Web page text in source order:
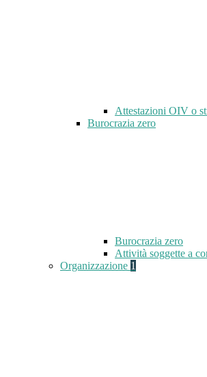
Attestazioni OIV o
Burocrazia zero
Burocrazia zero
Attività soggette a
Organizzazione 1